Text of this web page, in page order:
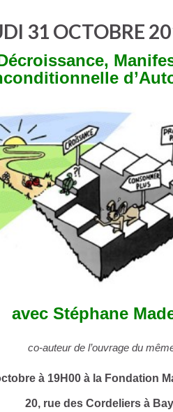
31 OCTOBRE
avec Stéphane
co-auteur de l’ouvrage du
à 19H00 à la Fondation
20, rue des Cordeliers à Ba